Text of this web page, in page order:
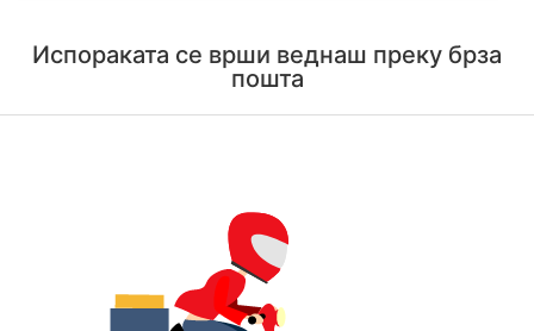
Испораката се врши веднаш преку брза
пошта